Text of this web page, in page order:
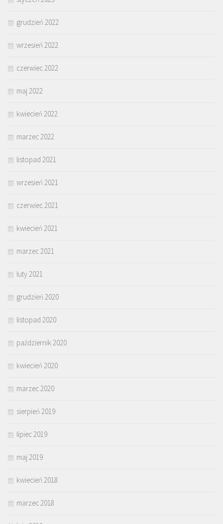
grudzień 2022
wrzesień 2022
czerwiec 2022
maj 2022
kwiecień 2022
marzec 2022
listopad 2021
wrzesień 2021
czerwiec 2021
kwiecień 2021
marzec 2021
luty 2021
grudzień 2020
listopad 2020
październik 2020
kwiecień 2020
marzec 2020
sierpień 2019
lipiec 2019
maj 2019
kwiecień 2018
marzec 2018